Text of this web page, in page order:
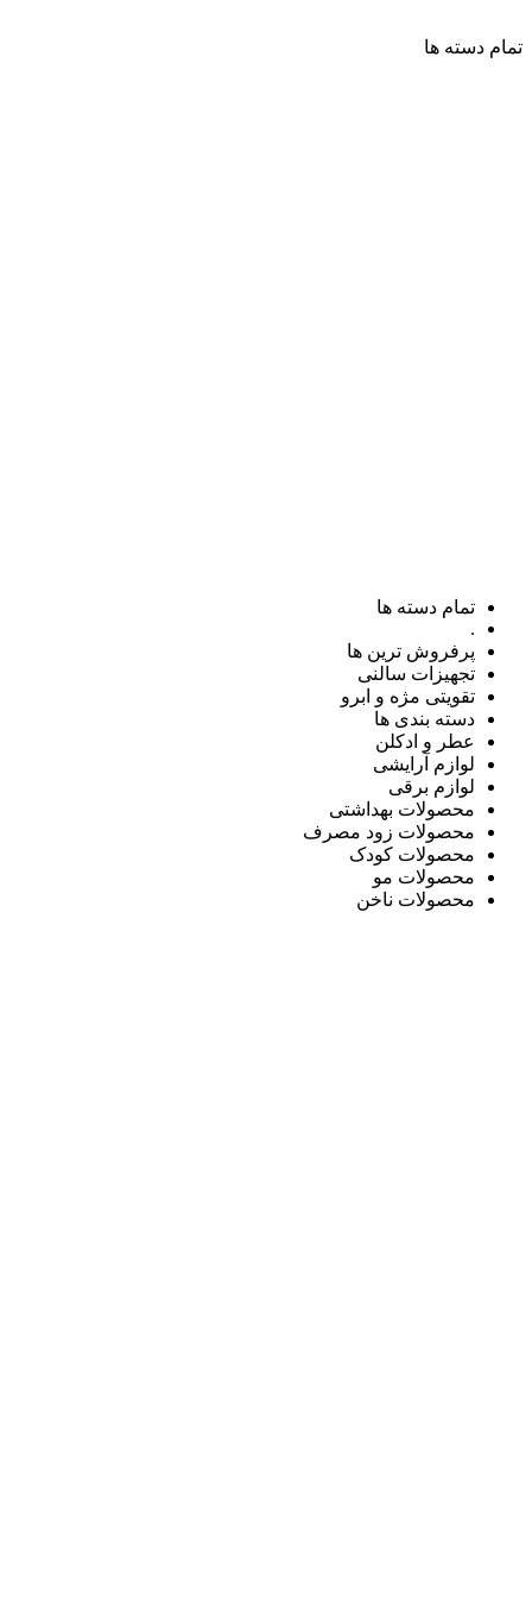
تمام دسته ها
تمام دسته ها
.
پرفروش ترین ها
تجهیزات سالنی
تقویتی مژه و ابرو
دسته بندی ها
عطر و ادکلن
لوازم آرایشی
لوازم برقی
محصولات بهداشتی
محصولات زود مصرف
محصولات کودک
محصولات مو
محصولات ناخن